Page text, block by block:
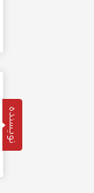
نویسنده